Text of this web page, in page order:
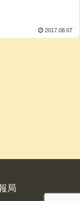
2017.08.07
局